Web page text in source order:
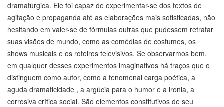
dramatúrgica. Ele foi capaz de experimentar-se dos textos de
agitação e propaganda até as elaborações mais sofisticadas, não
hesitando em valer-se de fórmulas outras que pudessem retratar
suas visões de mundo, como as comédias de costumes, os
shows musicais e os roteiros televisivos. Se observarmos bem,
em qualquer desses experimentos imaginativos há traços que o
distinguem como autor, como a fenomenal carga poética, a
aguda dramaticidade , a argúcia para o humor e a ironia, a
corrosiva crítica social. São elementos constitutivos de seu